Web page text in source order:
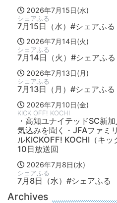
2026年7月15日(水)
シェアふる
7月15日（水）#シェア
2026年7月14日(火)
シェアふる
7月14日（火）#シェアふ
2026年7月13日(月)
シェアふる
7月13日（月）#シェアふ
2026年7月10日(金)
KICK OFF! KOCHI
・高知ユナイテッドSC新
気込みを聞く・JFAファミ
ルKICKOFF! KOCHI（キ
10日放送回
2026年7月8日(水)
シェアふる
7月8日（水）#シェアふ
Archives